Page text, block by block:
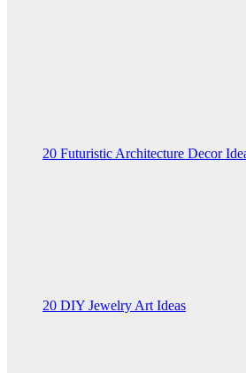
20 Futuristic Architecture Decor
20 DIY Jewelry Art Ideas